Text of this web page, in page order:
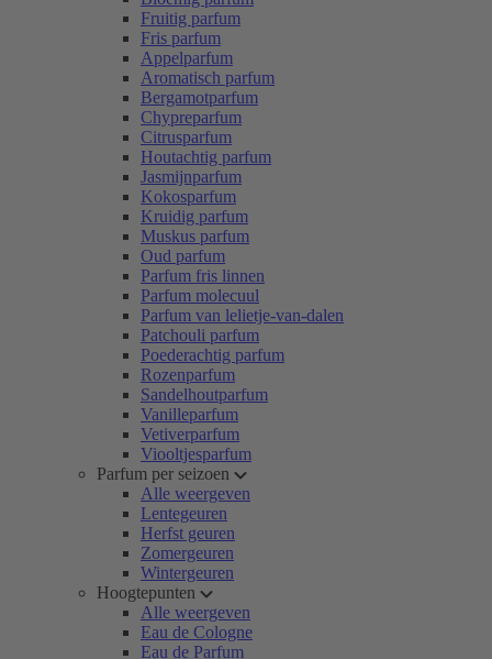
Fruitig parfum
Fris parfum
Appelparfum
Aromatisch parfum
Bergamotparfum
Chypreparfum
Citrusparfum
Houtachtig parfum
Jasmijnparfum
Kokosparfum
Kruidig parfum
Muskus parfum
Oud parfum
Parfum fris linnen
Parfum molecuul
Parfum van lelietje-van-dalen
Patchouli parfum
Poederachtig parfum
Rozenparfum
Sandelhoutparfum
Vanilleparfum
Vetiverparfum
Viooltjesparfum
Parfum per seizoen
Alle weergeven
Lentegeuren
Herfst geuren
Zomergeuren
Wintergeuren
Hoogtepunten
Alle weergeven
Eau de Cologne
Eau de Parfum